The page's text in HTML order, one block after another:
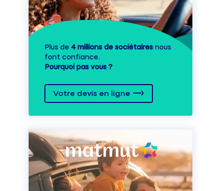
Plus de 4 millions de sociétaires nous
font confiance.
Pourquoi pas vous ?
Votre devis en ligne